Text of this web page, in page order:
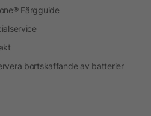
Färgguide
bortskaffande av batterier